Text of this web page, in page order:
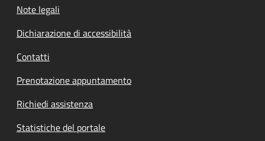
Note legali
Dichiarazione di accessibilità
Contatti
Prenotazione appuntamento
Richiedi assistenza
Statistiche del portale